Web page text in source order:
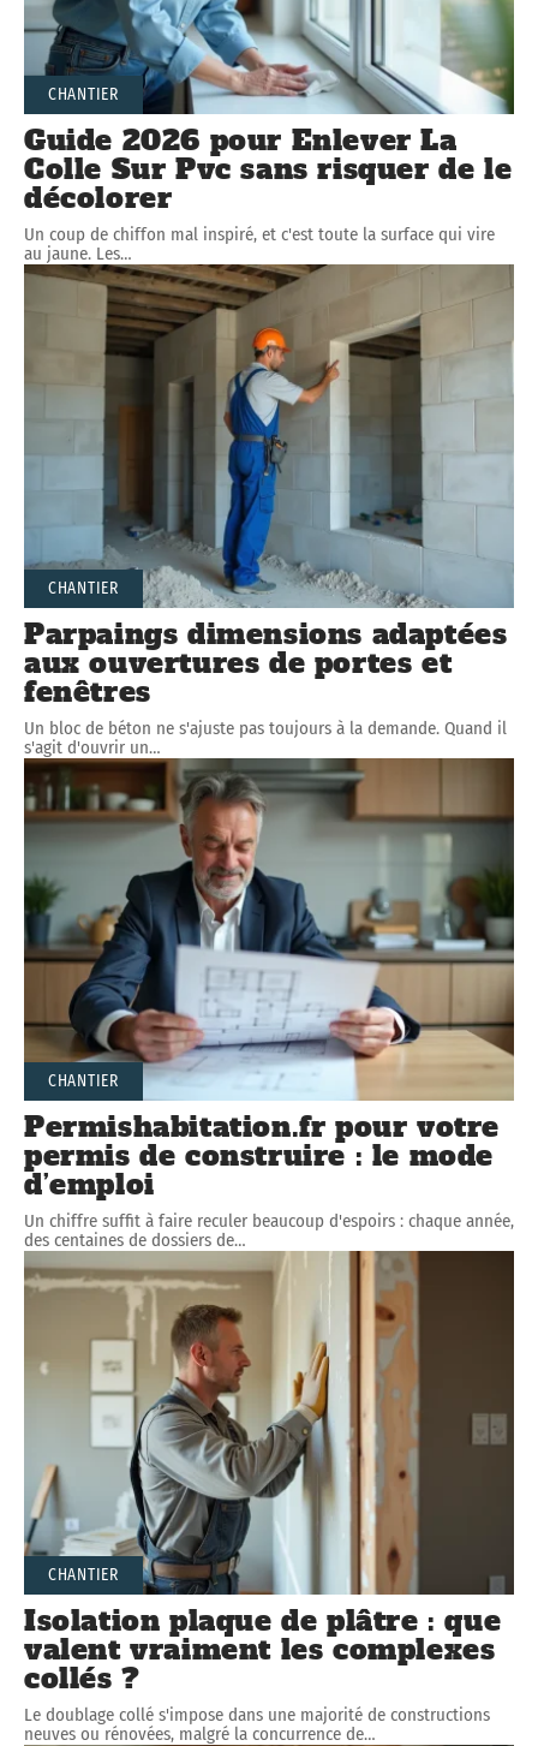
CHANTIER
Guide 2026 pour Enlever La
Colle Sur Pvc sans risquer de le
décolorer
Un coup de chiffon mal inspiré, et c'est toute la surface qui vire
au jaune. Les…
CHANTIER
Parpaings dimensions adaptées
aux ouvertures de portes et
fenêtres
Un bloc de béton ne s'ajuste pas toujours à la demande. Quand il
s'agit d'ouvrir un…
CHANTIER
Permishabitation.fr pour votre
permis de construire : le mode
d’emploi
Un chiffre suffit à faire reculer beaucoup d'espoirs : chaque année,
des centaines de dossiers de…
CHANTIER
Isolation plaque de plâtre : que
valent vraiment les complexes
collés ?
Le doublage collé s'impose dans une majorité de constructions
neuves ou rénovées, malgré la concurrence de…